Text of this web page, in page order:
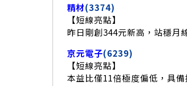
精材(3374)
【短線亮點】
昨日剛創344元新高，站穩月
京元電子(6239)
【短線亮點】
本益比僅11倍極度偏低，具備